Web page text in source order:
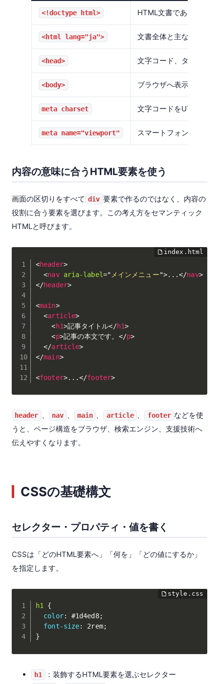
<!doctype html> HTML文書であることを
<html lang="ja"> 文書全体と主な言語を
<head> 文字コード、タイトル
<body> ブラウザへ表示する内
meta charset 文字コードをUTF-8に
meta name="viewport" スマートフォンの画面
内容の意味に合うHTML要素を使う
画面の区切りをすべて div 要素で作るのではなく、内容の
役割に合う要素を選びます。この考え方をセマンティック
HTMLと呼びます。
<header>
<nav aria-label=" メインメニュー">...</nav>
</header>
<main>
<article>
<h1>記事タイトル</h1>
<p>記事の本文です。 </p>
</article>
</main>
<footer>...</footer>
header 、 nav 、 main 、 article 、 footer などを使
うと、ページ構造をブラウザ、検索エンジン、支援技術へ
伝えやすくなります。
CSSの基礎構文
セレクター・プロパティ・値を書く
CSSは「どのHTML要素へ」「何を」「どの値にするか」
を指定します。
h1
{
color: #1d4ed8;
font-size: 2rem;
}
h1
：装飾するHTML要素を選ぶセレクター